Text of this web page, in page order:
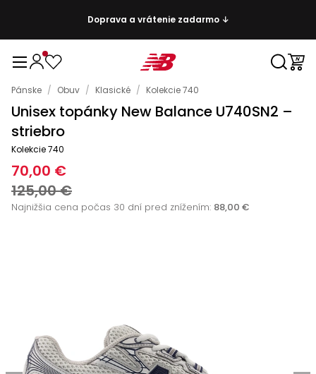
Doprava a vrátenie zadarmo ↓
Pánske / Obuv / Klasické / Kolekcie 740
Unisex topánky New Balance U740SN2 –
striebro
Kolekcie 740
70,00 €
125,00 €
Najnižšia cena počas 30 dní pred znížením: 88,00 €